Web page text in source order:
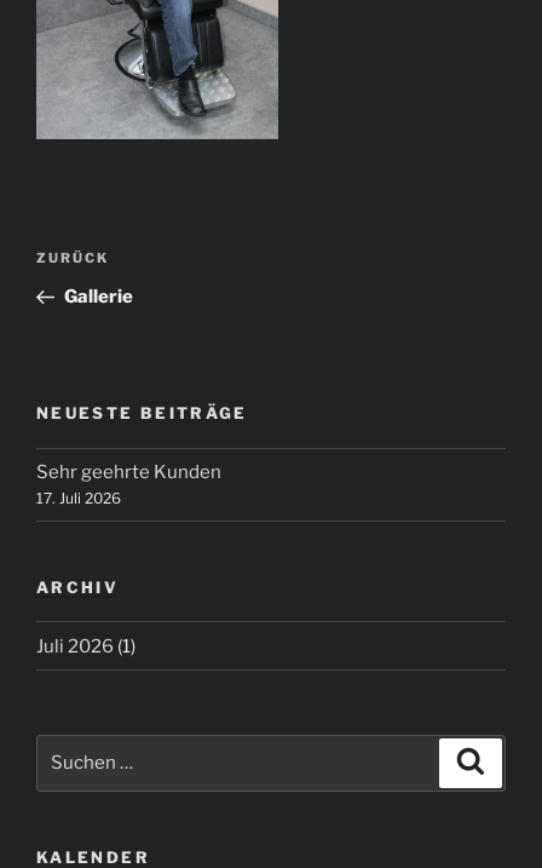
Beitragsnavigation
Vorheriger
Beitrag
ZURÜCK
Gallerie
NEUESTE BEITRÄGE
Sehr geehrte Kunden
17. Juli 2026
ARCHIV
Juli 2026 (1)
KALENDER